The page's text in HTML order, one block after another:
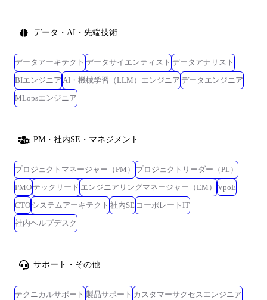
データ・AI・先端技術
データアーキテクト データサイエンティスト データアナリスト
BIエンジニア AI・機械学習（LLM）エンジニア データエンジニア
MLopsエンジニア
PM・社内SE・マネジメント
プロジェクトマネージャー（PM）
プロジェクトリーダー（PL）
PMO テックリード エンジニアリングマネージャー（EM）
VpoE
CTO システムアーキテクト 社内SE コーポレートIT
社内ヘルプデスク
サポート・その他
テクニカルサポート 製品サポート カスタマーサクセスエンジニア